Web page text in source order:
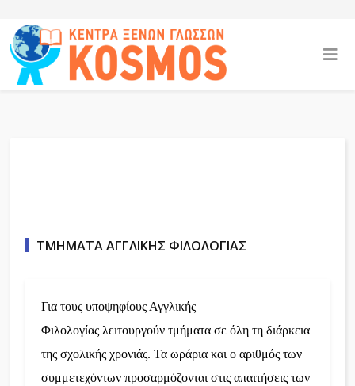
ΤΜΉΜΑΤΑ ΑΓΓΛΙΚΉΣ ΦΙΛΟΛΟΓΊΑΣ
Για τους υποψηφίους Αγγλικής
Φιλολογίας λειτουργούν τμήματα σε όλη τη διάρκεια
της σχολικής χρονιάς. Τα ωράρια και ο αριθμός των
συμμετεχόντων προσαρμόζονται στις απαιτήσεις των